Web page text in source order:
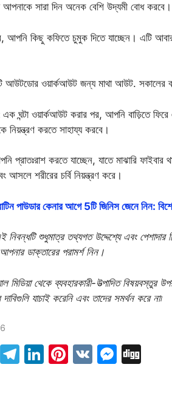
আপনাকে সারা দিন অনেক বেশি উদ্যমী বোধ করবে।
আপনি কিছু কফিতে চুমুক দিতে যাচ্ছেন। এটি
আউটডোর ওয়ার্কআউট জন্য মাথা আউট. সকালের
এক ঘন্টা ওয়ার্কআউট করার পর, আপনি বাড়িতে
নিয়ন্ত্রণ করতে সাহায্য করবে।
প্রাতঃরাশ করতে যাচ্ছেন, যাতে মাঝারি
আসলে শরীরের চর্বি নিয়ন্ত্রণ করে।
পাউডার কেনার আগে 5টি জিনিস জেনে নিন:
শুধুমাত্র তথ্যগত উদ্দেশ্যে এবং পেশাদার
ডাক্তারের পরামর্শ নিন।
মিডিয়া থেকে ব্যবহারকারী-উত্পাদিত
যাচাই করেনি এবং তাদের সমর্থন করে না৷
X
T
Li Pi V
M